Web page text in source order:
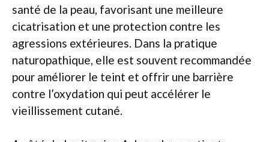
santé de la peau, favorisant une meilleure
cicatrisation et une protection contre les
agressions extérieures. Dans la pratique
naturopathique, elle est souvent recommandée
pour améliorer le teint et offrir une barrière
contre l’oxydation qui peut accélérer le
vieillissement cutané.